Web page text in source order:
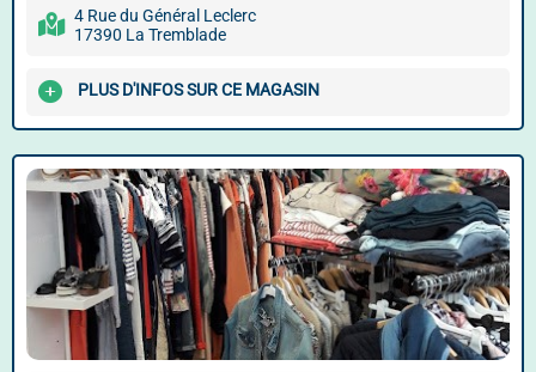
4 Rue du Général Leclerc
17390 La Tremblade
PLUS D'INFOS SUR CE MAGASIN